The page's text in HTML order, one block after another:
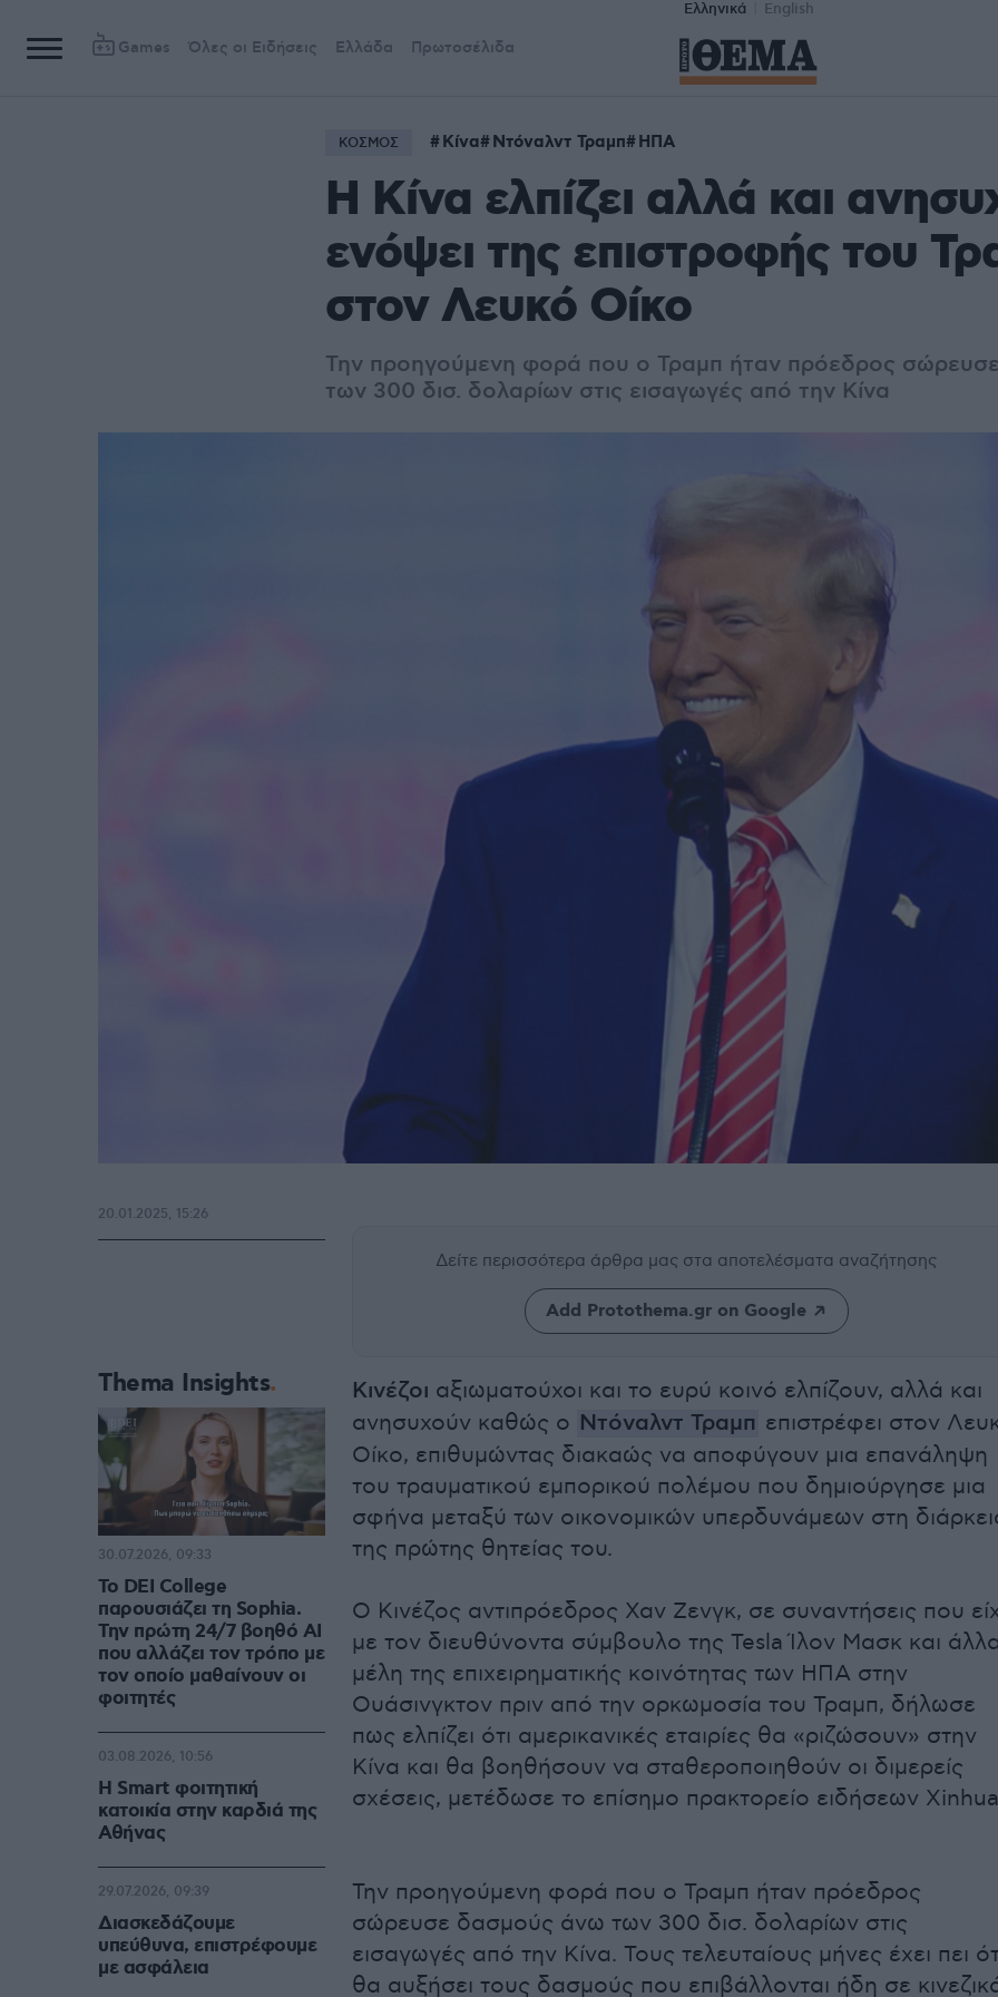
Ελληνικά English
Games Όλες οι Ειδήσεις Ελλάδα Πρωτοσέλιδα
ΚΟΣΜΟΣ Κίνα Ντόναλντ Τραμπ ΗΠΑ
Η Κίνα ελπίζει αλλά και
ενόψει της επιστροφής του
στον Λευκό Οίκο
Την προηγούμενη φορά που ο Τραμπ ήταν πρόεδρος
των 300 δισ. δολαρίων στις εισαγωγές από την Κίνα
Δείτε περισσότερα άρθρα μας στα αποτελέσματα αναζήτησης
Add Protothema.gr on Google
Κινέζοι αξιωματούχοι και το ευρύ κοινό ελπίζουν, αλλά και
ανησυχούν καθώς ο Ντόναλντ Τραμπ επιστρέφει στον
Οίκο, επιθυμώντας διακαώς να αποφύγουν μια επανάληψη
του τραυματικού εμπορικού πολέμου που δημιούργησε μια
σφήνα μεταξύ των οικονομικών υπερδυνάμεων στη
της πρώτης θητείας του.
Ο Κινέζος αντιπρόεδρος Χαν Ζενγκ, σε συναντήσεις που
με τον διευθύνοντα σύμβουλο της Tesla Ίλον Μασκ και
μέλη της επιχειρηματικής κοινότητας των ΗΠΑ στην
Ουάσινγκτον πριν από την ορκωμοσία του Τραμπ, δήλωσε
πως ελπίζει ότι αμερικανικές εταιρίες θα «ριζώσουν» στην
Κίνα και θα βοηθήσουν να σταθεροποιηθούν οι διμερείς
σχέσεις, μετέδωσε το επίσημο πρακτορείο ειδήσεων
Την προηγούμενη φορά που ο Τραμπ ήταν πρόεδρος
σώρευσε δασμούς άνω των 300 δισ. δολαρίων στις
εισαγωγές από την Κίνα. Τους τελευταίους μήνες έχει πει
θα αυξήσει τους δασμούς που επιβάλλονται ήδη σε
20.01.2025, 15:26
Thema Insights
Το DEI College
παρουσιάζει τη Sophia.
Την πρώτη 24/7 βοηθό AI
που αλλάζει τον τρόπο με
τον οποίο μαθαίνουν οι
φοιτητές
30.07.2026, 09:33
Η Smart φοιτητική
κατοικία στην καρδιά της
Αθήνας
03.08.2026, 10:56
Διασκεδάζουμε
υπεύθυνα, επιστρέφουμε
με ασφάλεια
29.07.2026, 09:39